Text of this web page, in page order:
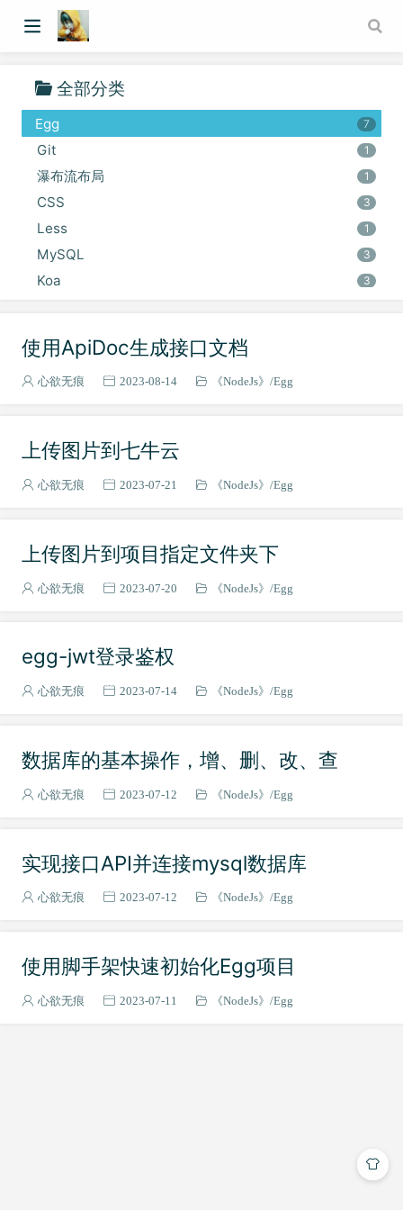
全部分类
Vue2
9
《Redis》
HarmonyOS
Egg 7
Git 1
瀑布流布局 1
CSS 3
Less 1
MySQL 3
Koa 3
使用ApiDoc生成接口文档
心欲无痕 2023-08-14 《NodeJs》 Egg
上传图片到七牛云
心欲无痕 2023-07-21 《NodeJs》 Egg
上传图片到项目指定文件夹下
心欲无痕 2023-07-20 《NodeJs》 Egg
egg-jwt登录鉴权
心欲无痕 2023-07-14 《NodeJs》 Egg
数据库的基本操作，增、删、改、查
心欲无痕 2023-07-12 《NodeJs》 Egg
实现接口API并连接mysql数据库
心欲无痕 2023-07-12 《NodeJs》 Egg
使用脚手架快速初始化Egg项目
心欲无痕 2023-07-11 《NodeJs》 Egg